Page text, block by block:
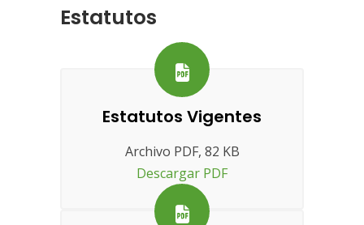
Estatutos
Estatutos Vigentes
Archivo PDF, 82 KB
Descargar PDF